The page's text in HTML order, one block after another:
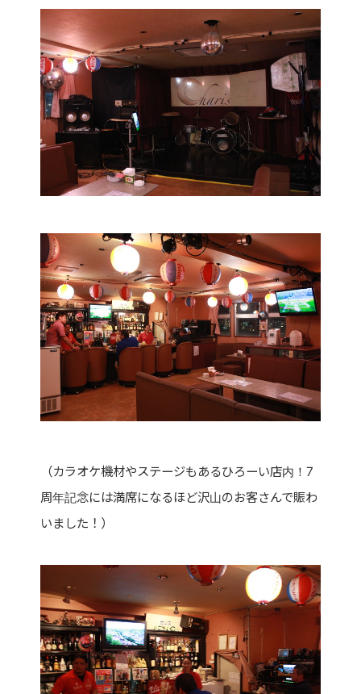
（カラオケ機材やステージもあるひろーい店内！7
周年記念には満席になるほど沢山のお客さんで賑わ
いました！）